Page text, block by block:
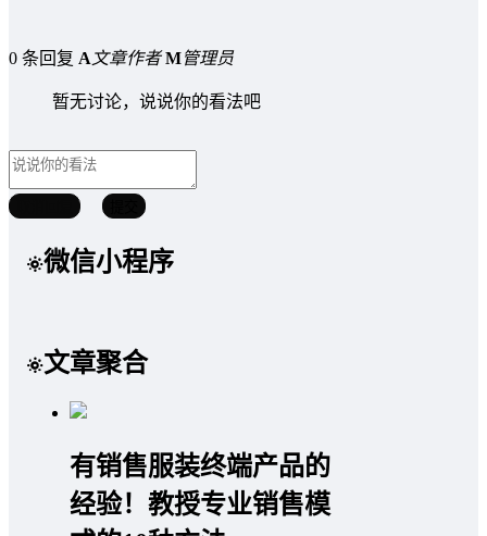
0 条回复 A 文章作者 M管理员
暂无讨论，说说你的看法吧
微信小程序
文章聚合
有销售服装终端产品的
经验！教授专业销售模